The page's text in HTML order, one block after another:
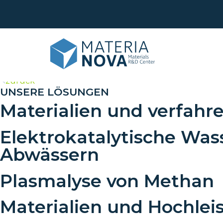
zurück
UNSERE LÖSUNGEN
Materialien und
Elektrokatalytische
Abwässern
Plasmalyse von Methan
Materialien und